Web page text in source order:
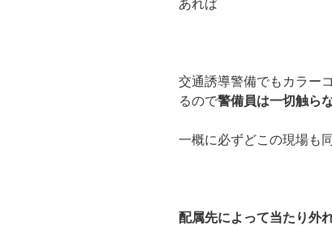
あれば
交通誘導警備でもカラー
るので警備員は一切触ら
一概に必ずどこの現場も
配属先によって当たり外